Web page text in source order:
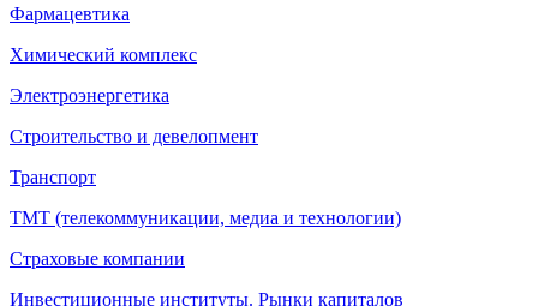
Фармацевтика
Химический комплекс
Электроэнергетика
Строительство и девелопмент
Транспорт
ТМТ (телекоммуникации, медиа и технологии)
Страховые компании
Инвестиционные институты. Рынки капиталов